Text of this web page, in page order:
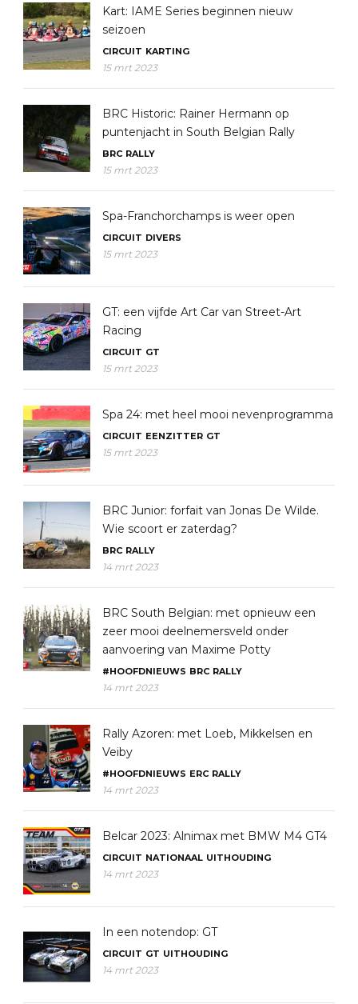
Kart: IAME Series beginnen nieuw
seizoen
CIRCUIT KARTING
15 mrt 2023
BRC Historic: Rainer Hermann op
puntenjacht in South Belgian Rally
BRC RALLY
15 mrt 2023
Spa-Franchorchamps is weer open
CIRCUIT DIVERS
15 mrt 2023
GT: een vijfde Art Car van Street-Art
Racing
CIRCUIT GT
15 mrt 2023
Spa 24: met heel mooi nevenprogramma
CIRCUIT EENZITTER GT
15 mrt 2023
BRC Junior: forfait van Jonas De Wilde.
Wie scoort er zaterdag?
BRC RALLY
14 mrt 2023
BRC South Belgian: met opnieuw een
zeer mooi deelnemersveld onder
aanvoering van Maxime Potty
#HOOFDNIEUWS BRC RALLY
14 mrt 2023
Rally Azoren: met Loeb, Mikkelsen en
Veiby
#HOOFDNIEUWS ERC RALLY
14 mrt 2023
Belcar 2023: Alnimax met BMW M4 GT4
CIRCUIT NATIONAAL UITHOUDING
14 mrt 2023
In een notendop: GT
CIRCUIT GT UITHOUDING
14 mrt 2023